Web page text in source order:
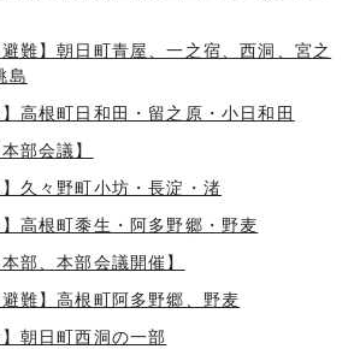
難】朝日町青屋、一之宿、西洞、宮之
島
高根町日和田・留之原・小日和田
部会議】
久々野町小坊・長淀・渚
高根町黍生・阿多野郷・野麦
部、本部会議開催】
難】高根町阿多野郷、野麦
朝日町西洞の一部